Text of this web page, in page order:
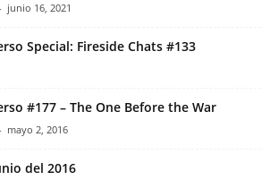
junio 16, 2021
Special: Fireside Chats #133
#177 – The One Before the War
mayo 2, 2016
del 2016